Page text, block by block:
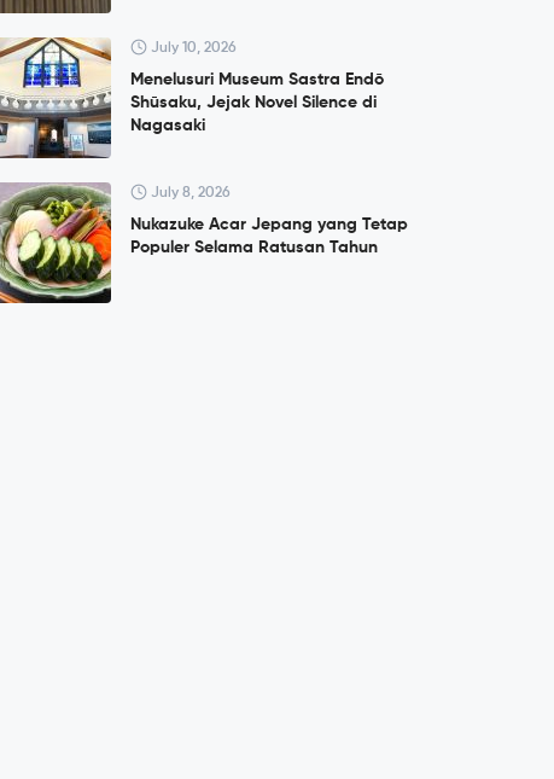
July 10, 2026
Menelusuri Museum Sastra Endō
Shūsaku, Jejak Novel Silence di
Nagasaki
July 8, 2026
Nukazuke Acar Jepang yang Tetap
Populer Selama Ratusan Tahun